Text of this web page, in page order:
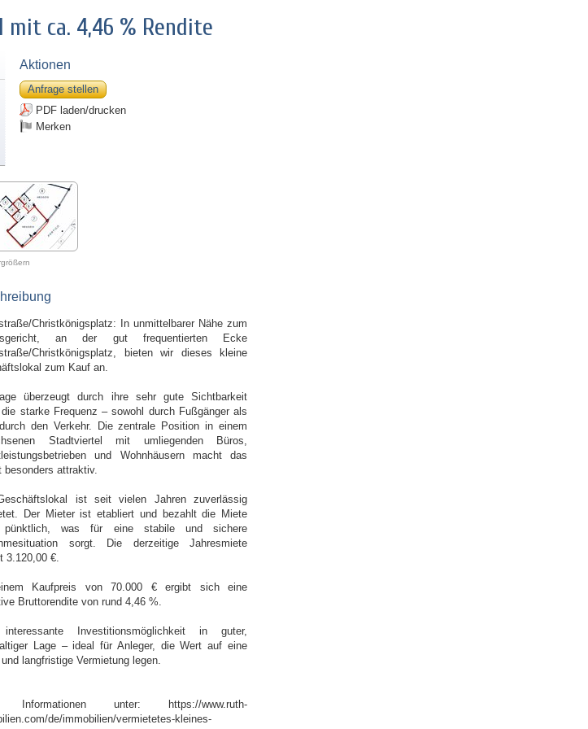
ca. 4,46 % Rendite
Aktionen
Anfrage stellen
PDF laden/drucken
Merken
Christkönigsplatz: In unmittelbarer Nähe zum
an der gut frequentierten Ecke
Christkönigsplatz, bieten wir dieses kleine
zum Kauf an.
überzeugt durch ihre sehr gute Sichtbarkeit
starke Frequenz – sowohl durch Fußgänger als
den Verkehr. Die zentrale Position in einem
Stadtviertel mit umliegenden Büros,
und Wohnhäusern macht das
besonders attraktiv.
ist seit vielen Jahren zuverlässig
Der Mieter ist etabliert und bezahlt die Miete
was für eine stabile und sichere
sorgt. Die derzeitige Jahresmiete
3.120,00 €.
Kaufpreis von 70.000 € ergibt sich eine
Bruttorendite von rund 4,46 %.
Investitionsmöglichkeit in guter,
Lage – ideal für Anleger, die Wert auf eine
langfristige Vermietung legen.
Informationen unter: https://www.ruth-
de/immobilien/vermietetes-kleines-